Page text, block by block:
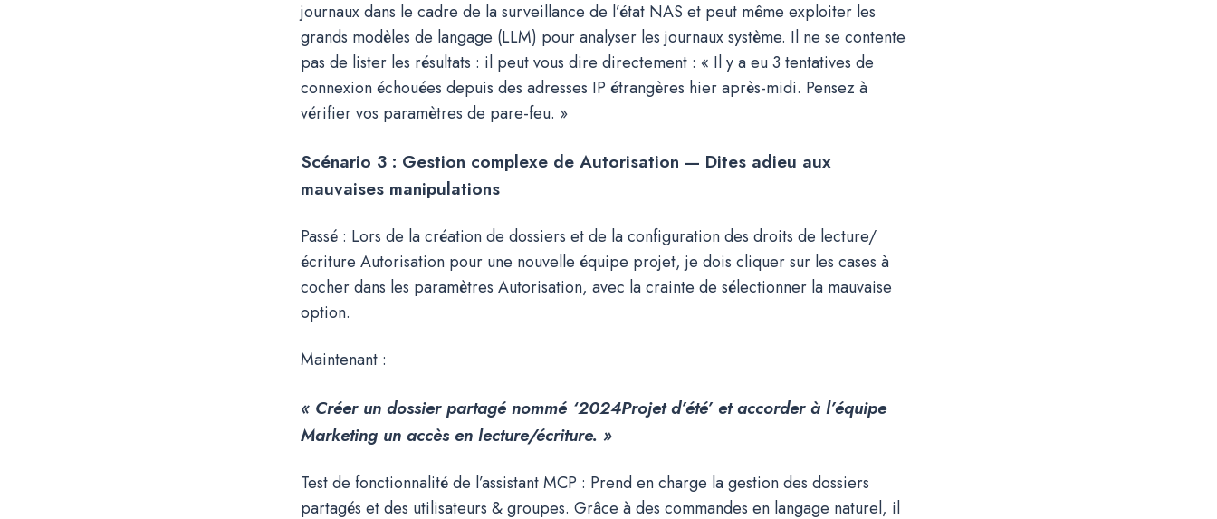
journaux dans le cadre de la surveillance de l’état NAS et peut même exploiter les
grands modèles de langage (LLM) pour analyser les journaux système. Il ne se contente
pas de lister les résultats : il peut vous dire directement : « Il y a eu 3 tentatives de
connexion échouées depuis des adresses IP étrangères hier après-midi. Pensez à
vérifier vos paramètres de pare-feu. »
Scénario 3 : Gestion complexe de Autorisation — Dites adieu aux
mauvaises manipulations
Passé : Lors de la création de dossiers et de la configuration des droits de lecture/
écriture Autorisation pour une nouvelle équipe projet, je dois cliquer sur les cases à
cocher dans les paramètres Autorisation, avec la crainte de sélectionner la mauvaise
option.
Maintenant :
« Créer un dossier partagé nommé ‘2024Projet d’été’ et accorder à l’équipe
Marketing un accès en lecture/écriture. »
Test de fonctionnalité de l’assistant MCP : Prend en charge la gestion des dossiers
partagés et des utilisateurs & groupes. Grâce à des commandes en langage naturel, il